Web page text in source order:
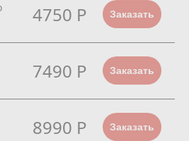
4750 Р Заказать
7490 Р Заказать
8990 Р Заказать